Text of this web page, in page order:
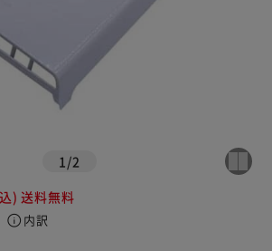
1 /2
) 送料無料
info 内訳